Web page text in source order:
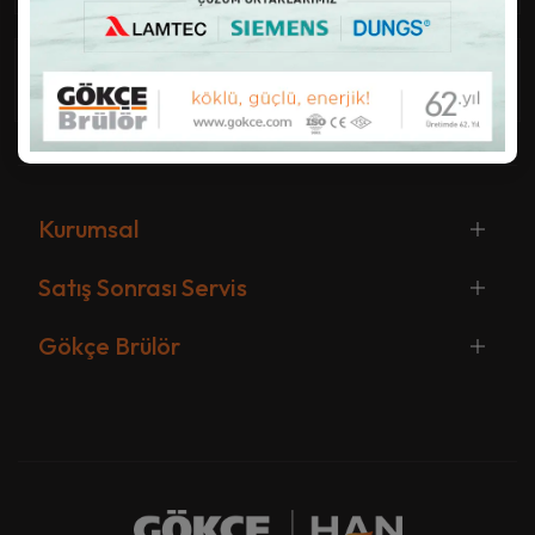
Kurumsal
Satış Sonrası Servis
Gökçe Brülör